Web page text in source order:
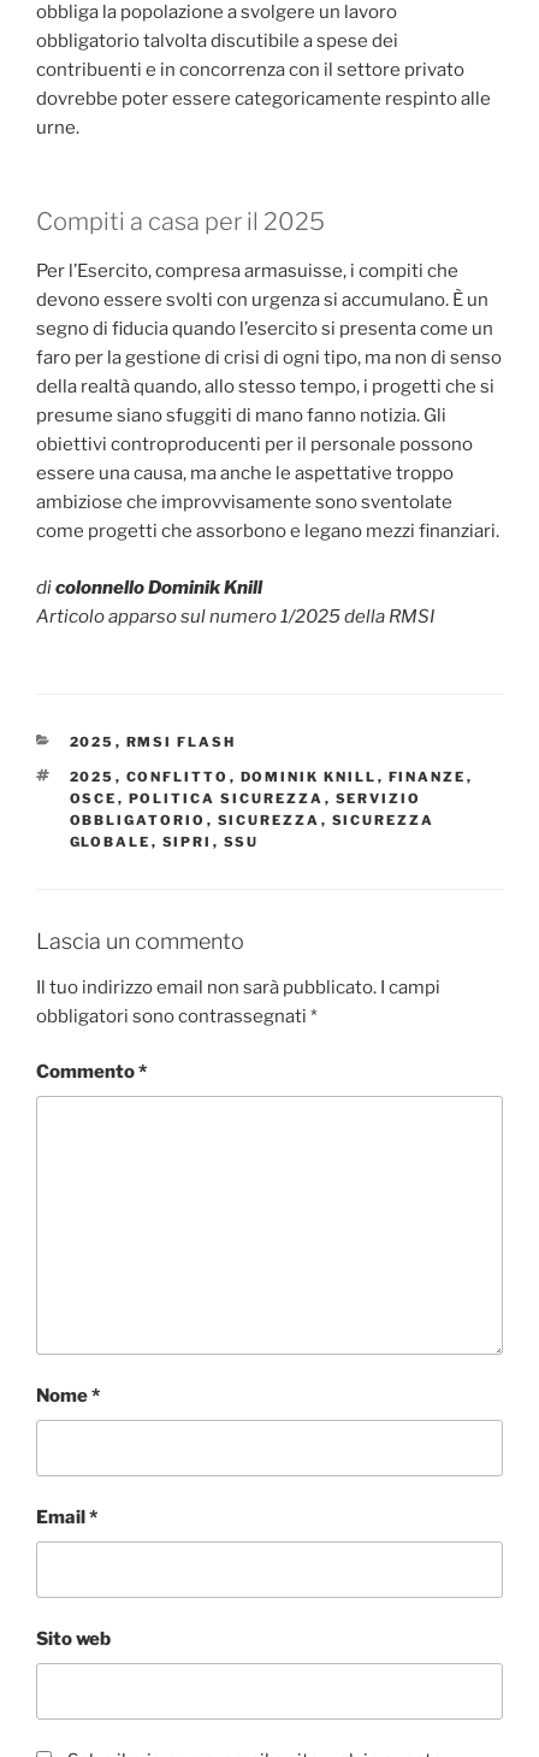
obbliga la popolazione a svolgere un lavoro
obbligatorio talvolta discutibile a spese dei
contribuenti e in concorrenza con il settore privato
dovrebbe poter essere categoricamente respinto alle
urne.
Compiti a casa per il 2025
Per l’Esercito, compresa armasuisse, i compiti che
devono essere svolti con urgenza si accumulano. È un
segno di fiducia quando l’esercito si presenta come un
faro per la gestione di crisi di ogni tipo, ma non di senso
della realtà quando, allo stesso tempo, i progetti che si
presume siano sfuggiti di mano fanno notizia. Gli
obiettivi controproducenti per il personale possono
essere una causa, ma anche le aspettative troppo
ambiziose che improvvisamente sono sventolate
come progetti che assorbono e legano mezzi finanziari.
dicolonnello Dominik Knill
Articolo apparso sul numero 1/2025 della RMSI
CATEGORIE
2025 , RMSI FLASH
TAG
2025 , CONFLITTO , DOMINIK KNILL , FINANZE ,
OSCE , POLITICA SICUREZZA , SERVIZIO
OBBLIGATORIO , SICUREZZA , SICUREZZA
GLOBALE , SIPRI , SSU
Lascia un commento
Il tuo indirizzo email non sarà pubblicato. I campi
obbligatori sono contrassegnati *
Commento*
Nome*
Email*
Sito web